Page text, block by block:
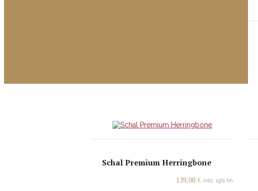
Schal Premium Herringbone
139,00€ inkl. 19% MwSt.